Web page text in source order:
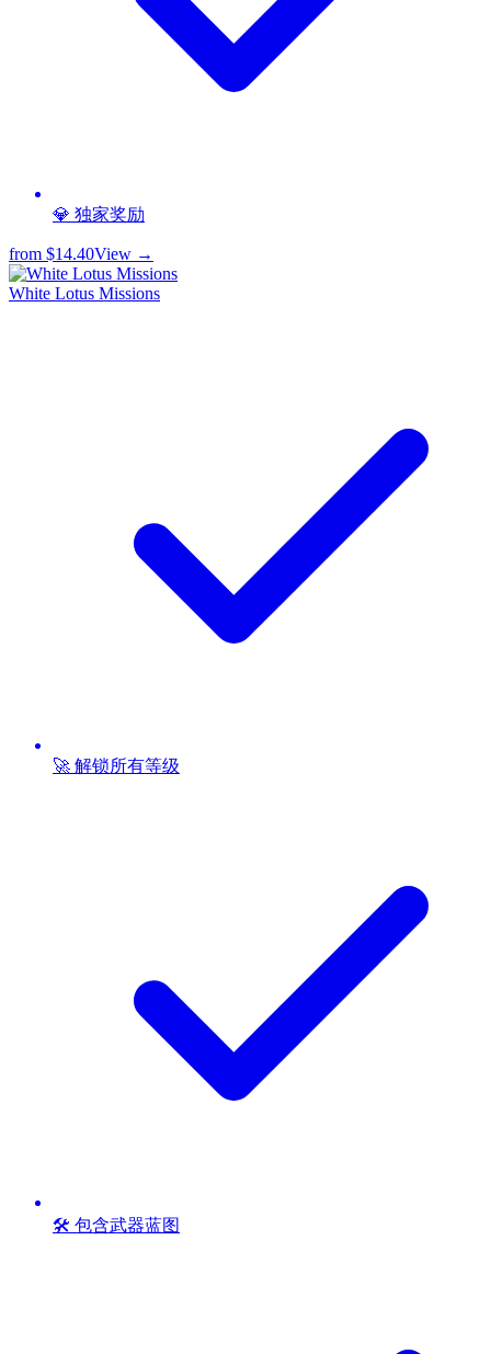
💎 独家奖励
from $14.40View →
White Lotus Missions
🚀 解锁所有等级
🛠️ 包含武器蓝图